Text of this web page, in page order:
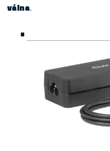
válna.